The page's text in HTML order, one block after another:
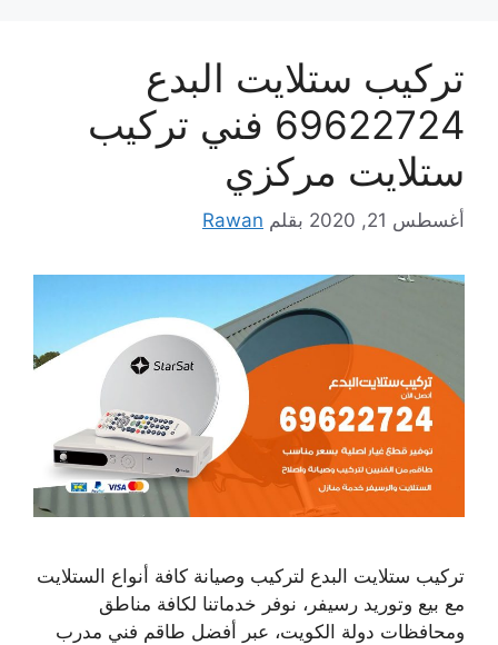
تركيب ستلايت البدع
69622724 فني تركيب
ستلايت مركزي
أغسطس 21, 2020 بقلم Rawan
تركيب ستلايت البدع لتركيب وصيانة كافة أنواع الستلايت
مع بيع وتوريد رسيفر، نوفر خدماتنا لكافة مناطق
ومحافظات دولة الكويت، عبر أفضل طاقم فني مدرب